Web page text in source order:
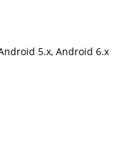
5.x, Android 6.x